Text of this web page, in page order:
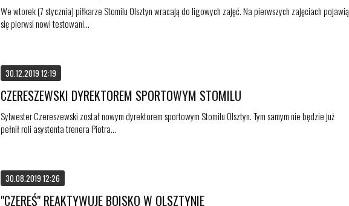
We wtorek (7 stycznia) piłkarze Stomilu Olsztyn wracają do ligowych zajęć. Na pierwszych zajęciach pojawią
się pierwsi nowi testowani...
30.12.2019 12:19
CZERESZEWSKI DYREKTOREM SPORTOWYM STOMILU
Sylwester Czereszewski został nowym dyrektorem sportowym Stomilu Olsztyn. Tym samym nie będzie już
pełnił roli asystenta trenera Piotra...
30.08.2019 12:26
"CZEREŚ" REAKTYWUJE BOISKO W OLSZTYNIE